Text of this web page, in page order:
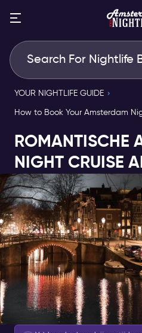
YOUR NIGHTLIFE GUIDE
How to Book Your Amsterdam
ROMANTISCHE
NIGHT CRUISE